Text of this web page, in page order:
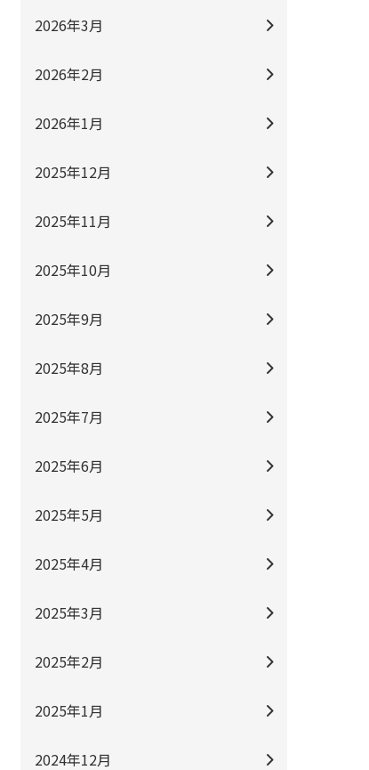
2026年3月
2026年2月
2026年1月
2025年12月
2025年11月
2025年10月
2025年9月
2025年8月
2025年7月
2025年6月
2025年5月
2025年4月
2025年3月
2025年2月
2025年1月
2024年12月